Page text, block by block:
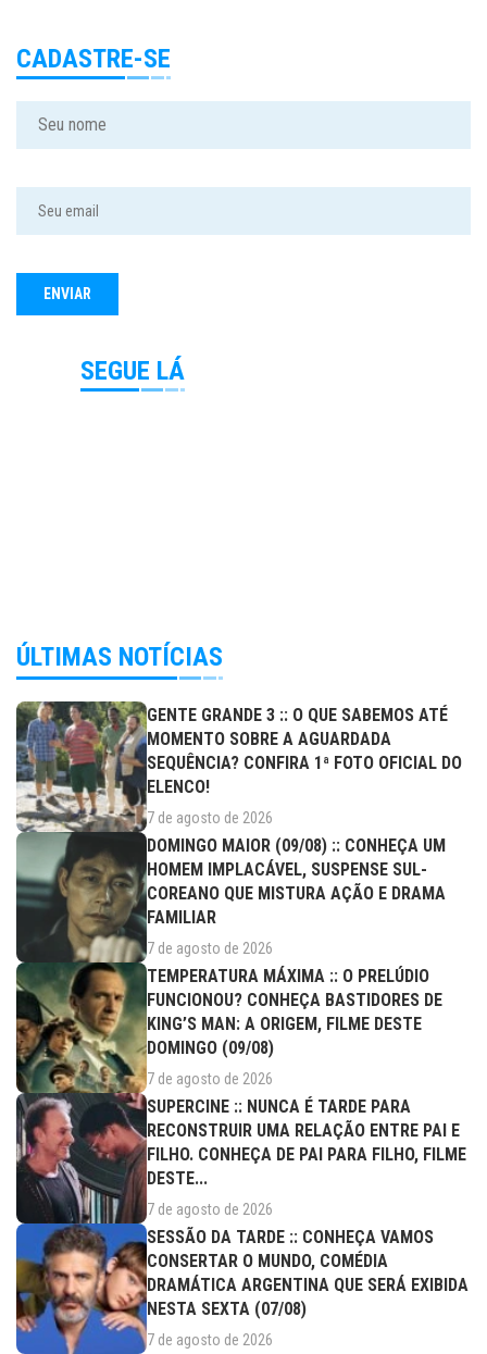
CADASTRE-SE
SEGUE LÁ
ÚLTIMAS NOTÍCIAS
GENTE GRANDE 3 :: O QUE SABEMOS ATÉ
MOMENTO SOBRE A AGUARDADA
SEQUÊNCIA? CONFIRA 1ª FOTO OFICIAL DO
ELENCO!
7 de agosto de 2026
DOMINGO MAIOR (09/08) :: CONHEÇA UM
HOMEM IMPLACÁVEL, SUSPENSE SUL-
COREANO QUE MISTURA AÇÃO E DRAMA
FAMILIAR
7 de agosto de 2026
TEMPERATURA MÁXIMA :: O PRELÚDIO
FUNCIONOU? CONHEÇA BASTIDORES DE
KING’S MAN: A ORIGEM, FILME DESTE
DOMINGO (09/08)
7 de agosto de 2026
SUPERCINE :: NUNCA É TARDE PARA
RECONSTRUIR UMA RELAÇÃO ENTRE PAI E
FILHO. CONHEÇA DE PAI PARA FILHO, FILME
DESTE...
7 de agosto de 2026
SESSÃO DA TARDE :: CONHEÇA VAMOS
CONSERTAR O MUNDO, COMÉDIA
DRAMÁTICA ARGENTINA QUE SERÁ EXIBIDA
NESTA SEXTA (07/08)
7 de agosto de 2026